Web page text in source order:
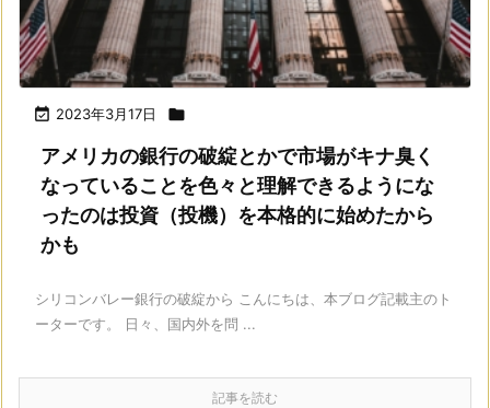
 2023年3月17日 
アメリカの銀行の破綻とかで市場がキナ臭く
なっていることを色々と理解できるようにな
ったのは投資（投機）を本格的に始めたから
かも
シリコンバレー銀行の破綻から こんにちは、本ブログ記載主のト
ーターです。 日々、国内外を問 ...
記事を読む